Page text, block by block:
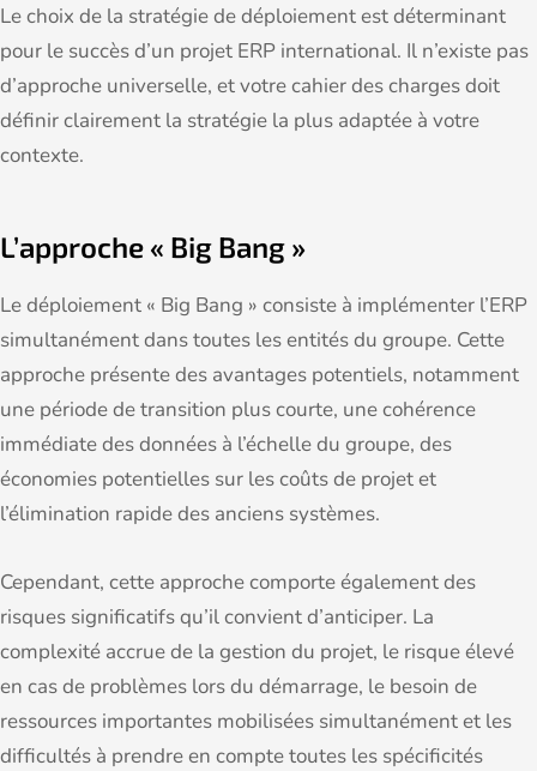
Le choix de la stratégie de déploiement est déterminant
pour le succès d’un projet ERP international. Il n’existe pas
d’approche universelle, et votre cahier des charges doit
définir clairement la stratégie la plus adaptée à votre
contexte.
L’approche « Big Bang »
Le déploiement « Big Bang » consiste à implémenter l’ERP
simultanément dans toutes les entités du groupe. Cette
approche présente des avantages potentiels, notamment
une période de transition plus courte, une cohérence
immédiate des données à l’échelle du groupe, des
économies potentielles sur les coûts de projet et
l’élimination rapide des anciens systèmes.
Cependant, cette approche comporte également des
risques significatifs qu’il convient d’anticiper. La
complexité accrue de la gestion du projet, le risque élevé
en cas de problèmes lors du démarrage, le besoin de
ressources importantes mobilisées simultanément et les
difficultés à prendre en compte toutes les spécificités